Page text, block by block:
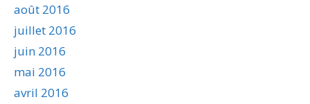
août 2016
juillet 2016
juin 2016
mai 2016
avril 2016